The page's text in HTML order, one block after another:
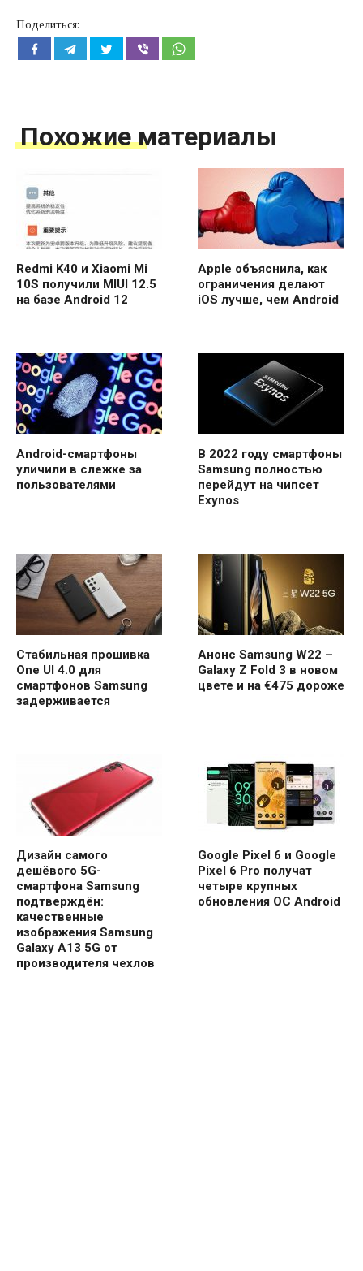
Поделиться:
Похожие материалы
Redmi K40 и Xiaomi Mi
10S получили MIUI 12.5
на базе Android 12
Apple объяснила, как
ограничения делают
iOS лучше, чем Android
Android-смартфоны
уличили в слежке за
пользователями
В 2022 году смартфоны
Samsung полностью
перейдут на чипсет
Exynos
Стабильная прошивка
One UI 4.0 для
смартфонов Samsung
задерживается
Анонс Samsung W22 –
Galaxy Z Fold 3 в новом
цвете и на €475 дороже
Дизайн самого
дешёвого 5G-
смартфона Samsung
подтверждён:
качественные
изображения Samsung
Galaxy A13 5G от
производителя чехлов
Google Pixel 6 и Google
Pixel 6 Pro получат
четыре крупных
обновления ОС Android